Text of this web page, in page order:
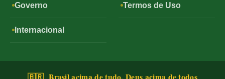
Governo
Internacional
Termos de Uso
🇧🇷 Brasil acima de tudo, Deus acima de todos